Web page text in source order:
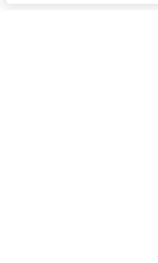
l’ostéopathie devient un véritable allié